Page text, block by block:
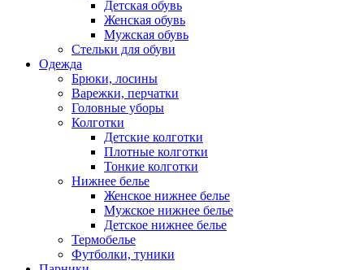
Детская обувь
Женская обувь
Мужская обувь
Стельки для обуви
Одежда
Брюки, лосины
Варежки, перчатки
Головные уборы
Колготки
Детские колготки
Плотные колготки
Тонкие колготки
Нижнее белье
Женское нижнее белье
Мужское нижнее белье
Детское нижнее белье
Термобелье
Футболки, туники